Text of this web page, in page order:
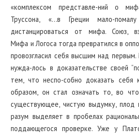
«комплексом представле-ний о
Труссона, «…в Греции мало-
дистанцироваться от мифа. Союз,
Мифа и Логоса тогда превратился в
провозгласил себя высшим над
нужда-лось в доказательстве своей
тем, что неспо-собно доказать себя
образом, он стал означать то, во
существующее, чистую выдумку, плод
разум выделяет в пробелах
поддающегося проверке. Уже у